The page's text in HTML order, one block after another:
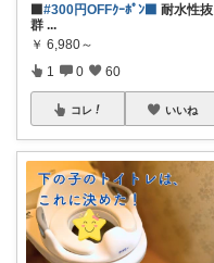
#300円OFFｸｰﾎﾟﾝ⬛
耐水性抜
群 ...
￥ 6,980～
1 0 60
コレ いいね